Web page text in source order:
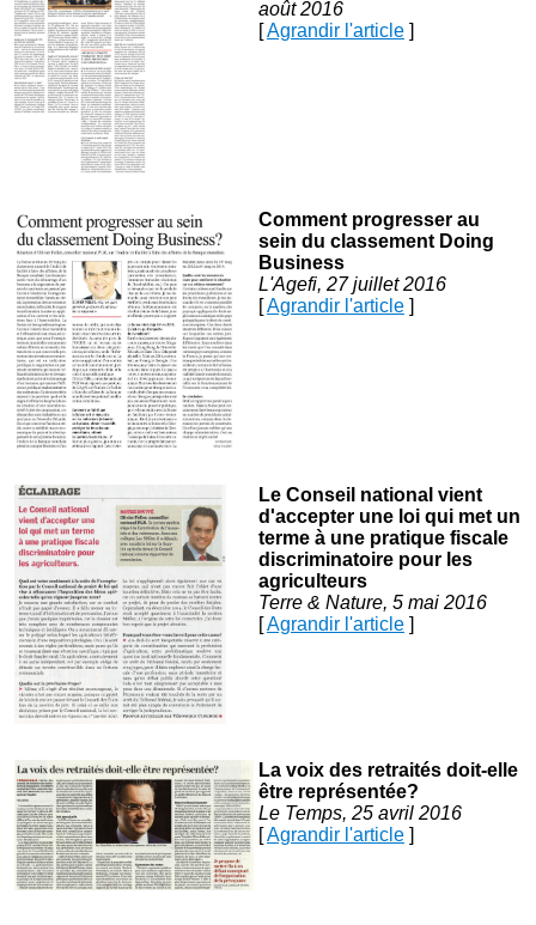
août 2016
[Agrandir l'article]
Comment progresser au
sein du classement Doing
Business
L'Agefi, 27 juillet 2016
[Agrandir l'article]
Le Conseil national vient
d'accepter une loi qui met un
terme à une pratique fiscale
discriminatoire pour les
agriculteurs
Terre & Nature, 5 mai 2016
[Agrandir l'article]
La voix des retraités doit-elle
être représentée?
Le Temps, 25 avril 2016
[Agrandir l'article]